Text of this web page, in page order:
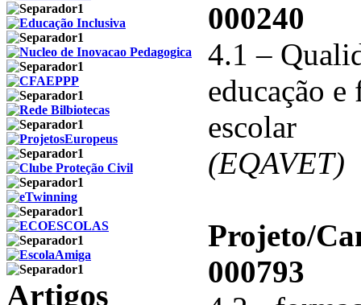
000240
4.1 –
educação e
escolar
(EQAVET)
Projeto/
000793
Artigos